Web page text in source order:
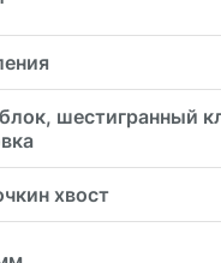
шестигранный
хвост